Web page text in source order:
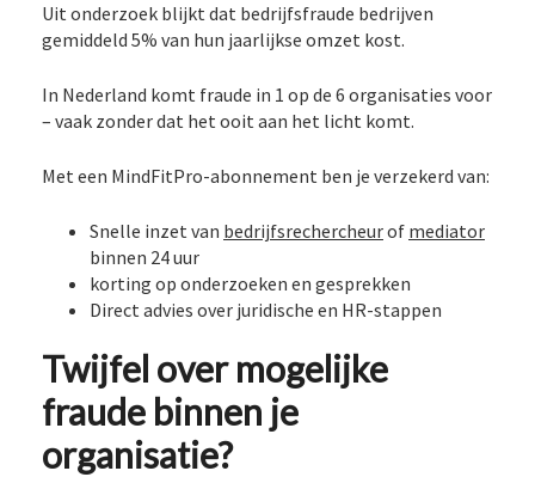
Uit onderzoek blijkt dat bedrijfsfraude bedrijven
gemiddeld 5% van hun jaarlijkse omzet kost.
In Nederland komt fraude in 1 op de 6 organisaties voor
– vaak zonder dat het ooit aan het licht komt.
Met een MindFitPro-abonnement ben je verzekerd van:
Snelle inzet van bedrijfsrechercheurof mediator
binnen 24 uur
korting op onderzoeken en gesprekken
Direct advies over juridische en HR-stappen
Twijfel over mogelijke
fraude binnen je
organisatie?